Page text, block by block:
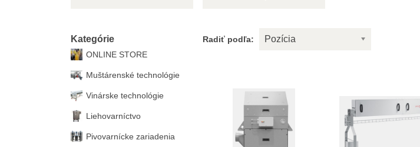
Radiť podľa: Pozícia
Kategórie
ONLINE STORE
Muštárenské technológie
Vinárske technológie
Liehovarníctvo
Pivovarnícke zariadenia